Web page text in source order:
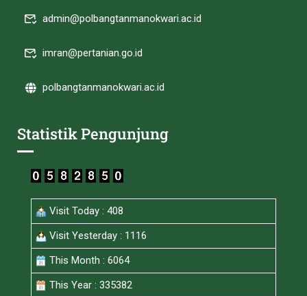
admin@polbangtanmanokwari.ac.id
imran@pertanian.go.id
polbangtanmanokwari.ac.id
Statistik Pengunjung
Visit Today : 408
Visit Yesterday : 1116
This Month : 6064
This Year : 335382